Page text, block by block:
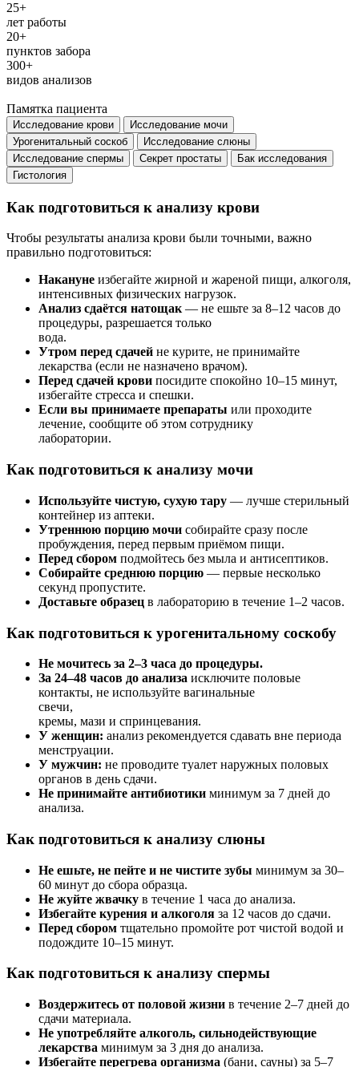
25+
лет работы
20+
пунктов забора
300+
видов анализов
Памятка пациента
Исследование крови
Исследование мочи
Урогенитальный соскоб
Исследование слюны
Исследование спермы
Секрет простаты
Бак исследования
Гистология
Как подготовиться к анализу крови
Чтобы результаты анализа крови были точными, важно
правильно подготовиться:
Накануне избегайте жирной и жареной пищи, алкоголя,
интенсивных физических нагрузок.
Анализ сдаётся натощак— не ешьте за 8–12 часов до
процедуры, разрешается только
вода.
Утром перед сдачей не курите, не принимайте
лекарства (если не назначено врачом).
Перед сдачей крови посидите спокойно 10–15 минут,
избегайте стресса и спешки.
Если вы принимаете препараты или проходите
лечение, сообщите об этом сотруднику
лаборатории.
Как подготовиться к анализу мочи
Используйте чистую, сухую тару — лучше стерильный
контейнер из аптеки.
Утреннюю порцию мочи собирайте сразу после
пробуждения, перед первым приёмом пищи.
Перед сбором подмойтесь без мыла и антисептиков.
Собирайте среднюю порцию — первые несколько
секунд пропустите.
Доставьте образец в лабораторию в течение 1–2 часов.
Как подготовиться к урогенитальному соскобу
Не мочитесь за 2–3 часа до процедуры.
За 24–48 часов до анализа исключите половые
контакты, не используйте вагинальные
свечи,
кремы, мази и спринцевания.
У женщин: анализ рекомендуется сдавать вне периода
менструации.
У мужчин: не проводите туалет наружных половых
органов в день сдачи.
Не принимайте антибиотики минимум за 7 дней до
анализа.
Как подготовиться к анализу слюны
Не ешьте, не пейте и не чистите зубы минимум за 30–
60 минут до сбора образца.
Не жуйте жвачку в течение 1 часа до анализа.
Избегайте курения и алкоголя за 12 часов до сдачи.
Перед сбором тщательно промойте рот чистой водой и
подождите 10–15 минут.
Как подготовиться к анализу спермы
Воздержитесь от половой жизни в течение 2–7 дней до
сдачи материала.
Не употребляйте алкоголь, сильнодействующие
лекарства минимум за 3 дня до анализа.
Избегайте перегрева организма (бани, сауны) за 5–7